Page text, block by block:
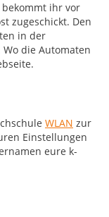
bekommt ihr vor
zugeschickt. Den
in der
die Automaten
WLAN zur
Einstellungen
eure k-